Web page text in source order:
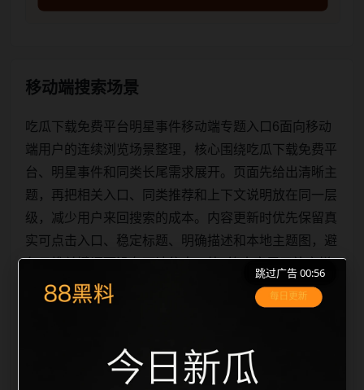
移动端搜索场景
吃瓜下载免费平台明星事件移动端专题入口6面向移动
端用户的连续浏览场景整理，核心围绕吃瓜下载免费平
台、明星事件和同类长尾需求展开。页面先给出清晰主
题，再把相关入口、同类推荐和上下文说明放在同一层
级，减少用户来回搜索的成本。内容更新时优先保留真
实可点击入口、稳定标题、明确描述和本地主题图，避
免只堆关键词而没有可读信息。第6篇内容用于补齐栏
目深度，同时帮助 sitemap、栏目页、首页推荐形成更
自然的内链关系。图片说明统一绑定站点主关键词、栏
alt、title 之间识别一
跳过广告 00:56